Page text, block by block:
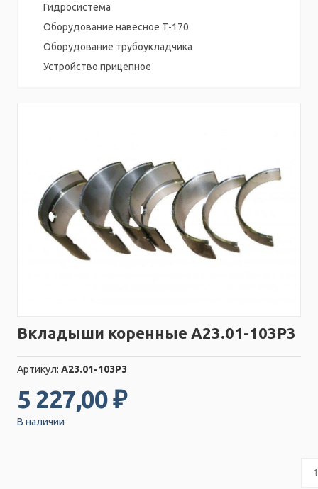
Гидросистема
Оборудование навесное Т-170
Оборудование трубоукладчика
Устройство прицепное
Вкладыши коренные А23.01-103Р3
Артикул: А23.01-103Р3
5 227,00 ₽
В наличии